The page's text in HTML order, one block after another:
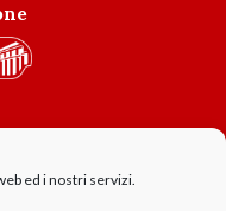
ed i nostri servizi.